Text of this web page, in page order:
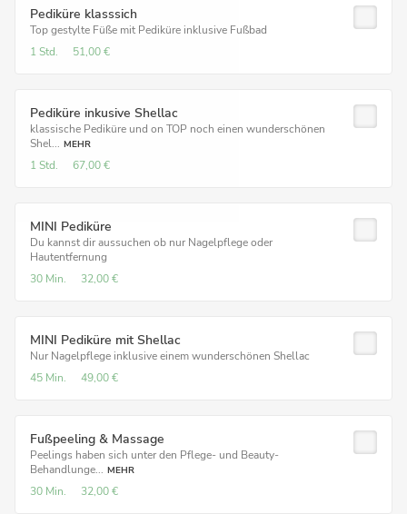
Pediküre klasssich
Top gestylte Füße mit Pediküre inklusive Fußbad
1 Std.
51,00 €
Pediküre inkusive Shellac
klassische Pediküre und on TOP noch einen wunderschönen
Shel... MEHR
1 Std. 67,00 €
MINI Pediküre
Du kannst dir aussuchen ob nur Nagelpflege oder
Hautentfernung
30 Min.
32,00 €
MINI Pediküre mit Shellac
Nur Nagelpflege inklusive einem wunderschönen Shellac
45 Min.
49,00 €
Fußpeeling & Massage
Peelings haben sich unter den Pflege- und Beauty-
Behandlunge... MEHR
30 Min. 32,00 €